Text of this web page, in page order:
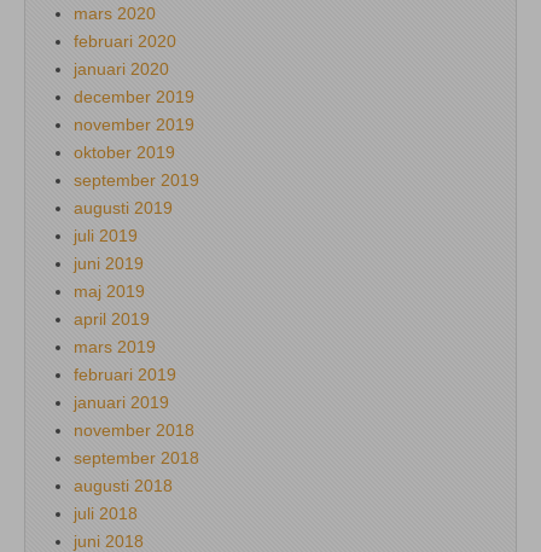
mars 2020
februari 2020
januari 2020
december 2019
november 2019
oktober 2019
september 2019
augusti 2019
juli 2019
juni 2019
maj 2019
april 2019
mars 2019
februari 2019
januari 2019
november 2018
september 2018
augusti 2018
juli 2018
juni 2018